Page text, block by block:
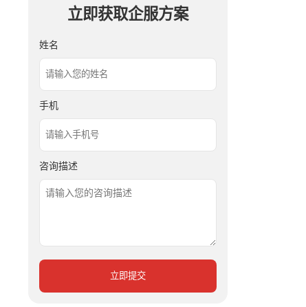
立即获取企服方案
姓名
手机
咨询描述
立即提交